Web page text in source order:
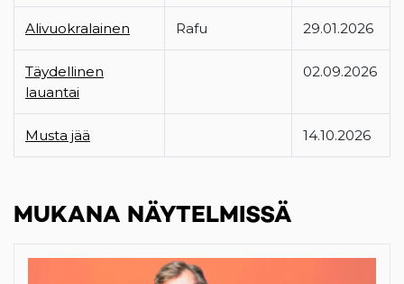
Alivuokralainen Rafu 29.01.2026
Täydellinen
lauantai
02.09.2026
Musta jää 14.10.2026
MUKANA NÄYTELMISSÄ